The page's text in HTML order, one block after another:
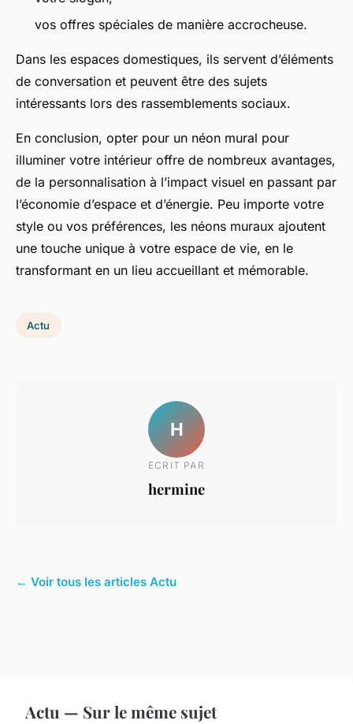
vos offres spéciales de manière accrocheuse.
Dans les espaces domestiques, ils servent d’éléments
de conversation et peuvent être des sujets
intéressants lors des rassemblements sociaux.
En conclusion, opter pour un néon mural pour
illuminer votre intérieur offre de nombreux avantages,
de la personnalisation à l’impact visuel en passant par
l’économie d’espace et d’énergie. Peu importe votre
style ou vos préférences, les néons muraux ajoutent
une touche unique à votre espace de vie, en le
transformant en un lieu accueillant et mémorable.
Actu
H
ECRIT PAR
hermine
← Voir tous les articles Actu
Actu — Sur le même sujet